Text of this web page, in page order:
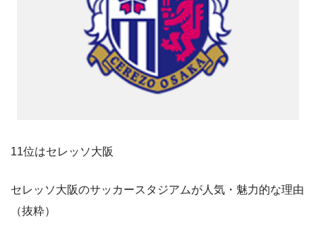
11位はセレッソ大阪
セレッソ大阪のサッカースタジアムが人気・魅力的な理由
（抜粋）